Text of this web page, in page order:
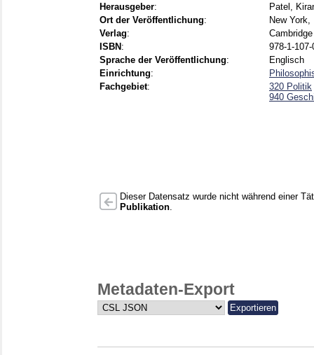
Herausgeber:
Patel,
Ort der Veröffentlichung:
New
Verlag:
ISBN :
978-1-
Sprache der Veröffentlichung:
Englisch
Einrichtung:
Fachgebiet:
320 Politik
940
Dieser Datensatz wurde nicht während einer
Publikation
Metadaten-Export